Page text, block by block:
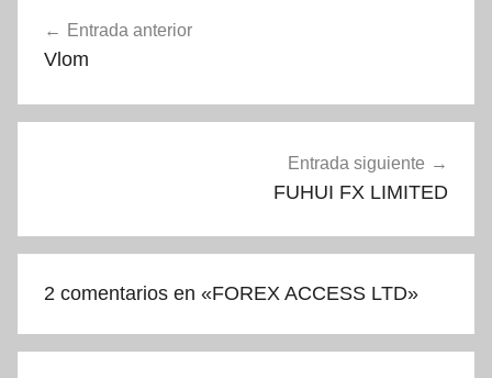
de
Entrada anterior
Vlom
Entrada siguiente
FUHUI FX LIMITED
2 comentarios en «FOREX ACCESS LTD»